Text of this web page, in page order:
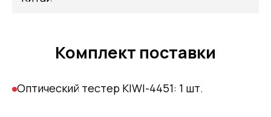
Комплект поставки
Оптический тестер KIWI-4451: 1 шт.